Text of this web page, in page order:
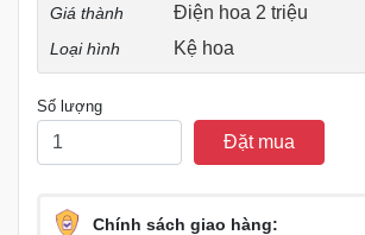
Giá thành Điện hoa 2 triệu
Loại hình Kệ hoa
Số lượng
Đặt mua
Chính sách giao hàng: